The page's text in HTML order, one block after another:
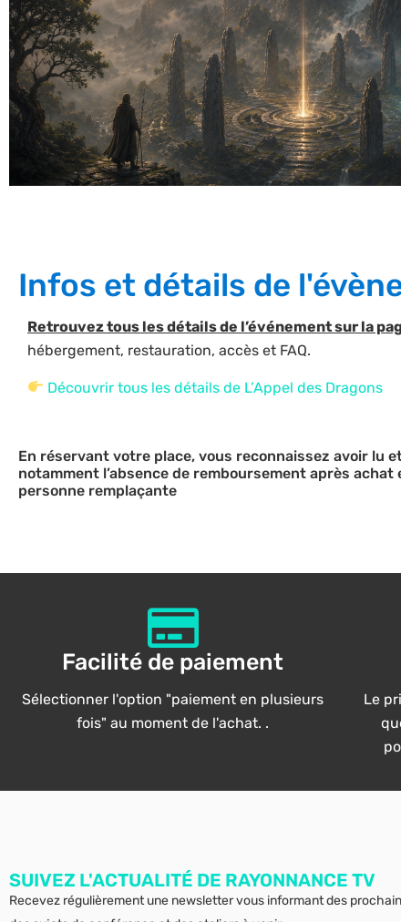
Infos et détails de
Retrouvez tous les détails de l’événement sur la
hébergement, restauration, accès et FAQ.
Découvrir tous les détails de L’Appel des Dragons
En réservant votre place, vous reconnaissez avoir lu
notamment l’absence de remboursement après
personne remplaçante
Facilité de paiement
Sélectionner l'option "paiement en plusieurs
fois" au moment de l'achat. .
Le
SUIVEZ L'ACTUALITÉ DE RAYONNANCE TV
Recevez régulièrement une newsletter vous informant des